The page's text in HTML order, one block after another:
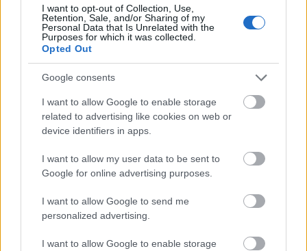
I want to opt-out of Collection, Use,
Retention, Sale, and/or Sharing of my
Personal Data that Is Unrelated with the
Purposes for which it was collected.
Opted Out
Google consents
I want to allow Google to enable storage
related to advertising like cookies on web or
device identifiers in apps.
I want to allow my user data to be sent to
Google for online advertising purposes.
I want to allow Google to send me
personalized advertising.
I want to allow Google to enable storage
Film Ewan McGregor Adaptáció
SZEMBE MERSZ NÉZNI AZZAL, AKIVÉ